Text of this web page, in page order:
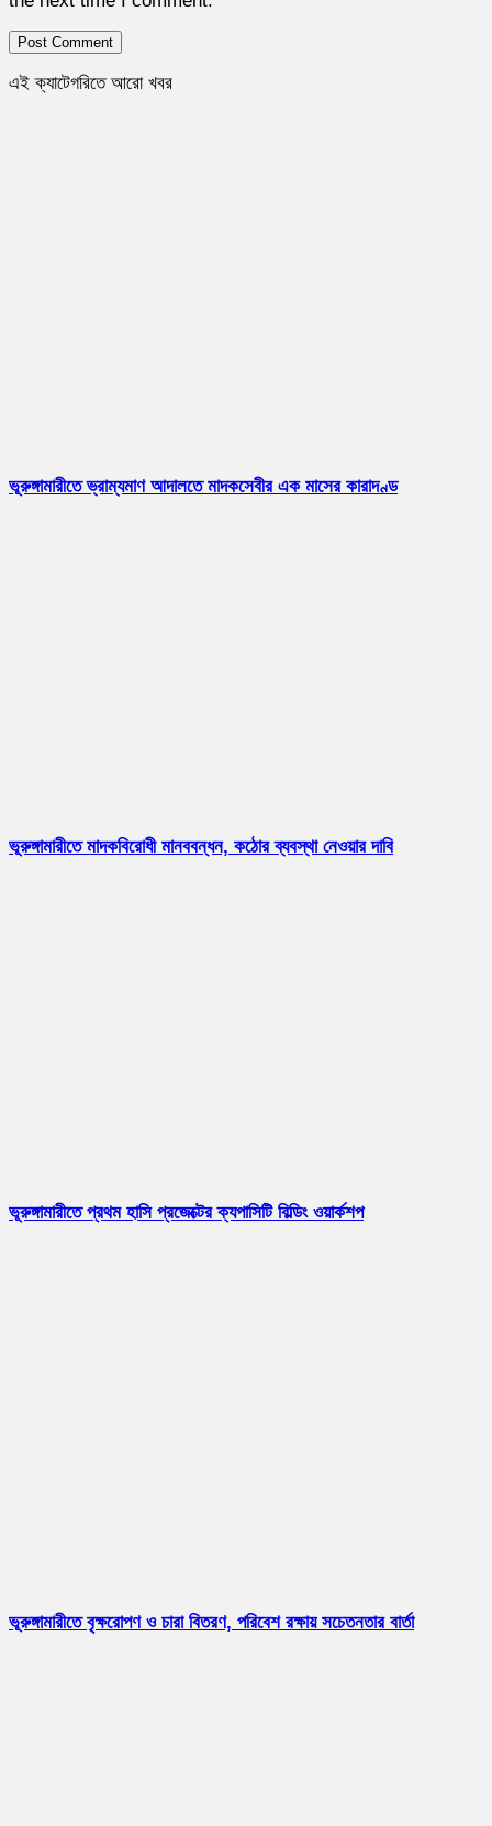
এই ক্যাটেগরিতে আরো খবর
ভূরুঙ্গামারীতে ভ্রাম্যমাণ আদালতে মাদকসেবীর এক মাসের কারাদণ্ড
ভূরুঙ্গামারীতে মাদকবিরোধী মানববন্ধন, কঠোর ব্যবস্থা নেওয়ার দাবি
ভূরুঙ্গামারীতে প্রথম হাসি প্রজেক্টের ক্যপাসিটি বিল্ডিং ওয়ার্কশপ
ভূরুঙ্গামারীতে বৃক্ষরোপণ ও চারা বিতরণ, পরিবেশ রক্ষায় সচেতনতার বার্তা